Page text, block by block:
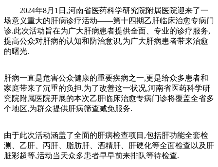
2024年8月1日,河南省医药科学研究院附属医院迎来了一
场意义重大的肝病诊疗活动——第十四期乙肝临床治愈专病门
诊.此次活动旨在为广大肝病患者提供全面、专业的诊疗服务,
提高公众对肝病的认知和防治意识,为广大肝病患者带来治愈
的曙光.
肝病一直是危害公众健康的重要疾病之一,更是给众多患者和
家庭带来了沉重的负担.为了改善这一状况,河南省医药科学研
究院附属医院开展的本次乙肝临床治愈专病门诊将覆盖全省多
个地区,为群众提供肝病筛查减免服务.
由于此次活动涵盖了全面的肝病检查项目,包括肝功能全套检
测、乙肝、丙肝、脂肪肝、酒精肝、肝硬化等全面检查以及肝
脏彩超等,活动当天众多患者早早前来排队等待检查.